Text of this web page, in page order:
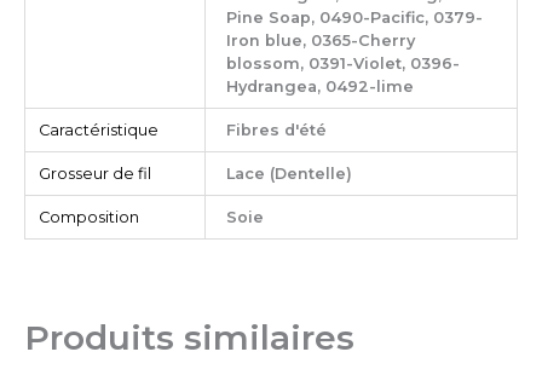
Pine Soap, 0490-Pacific, 0379-
Iron blue, 0365-Cherry
blossom, 0391-Violet, 0396-
Hydrangea, 0492-lime
Caractéristique Fibres d'été
Grosseur de fil Lace (Dentelle)
Composition Soie
Produits similaires